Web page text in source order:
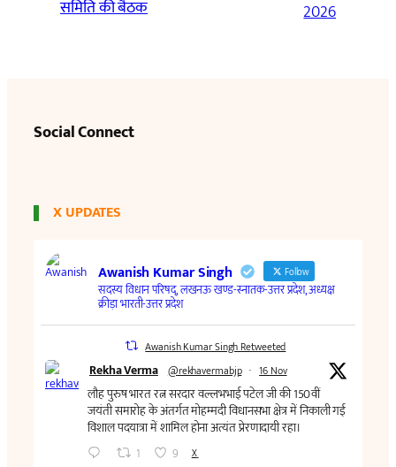
समिति की बैठक
2026
Social Connect
X UPDATES